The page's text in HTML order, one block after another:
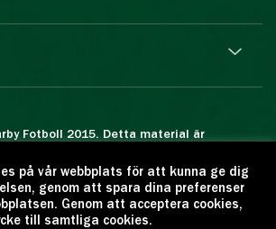
Fotboll 2015. Detta material är
annan kopiering är förbjuden.
oss gärna men ange källan:
Ansvarig utgivare:
på vår webbplats för att kunna ge dig
genom att spara dina preferenser
Genom att acceptera cookies,
till samtliga cookies.